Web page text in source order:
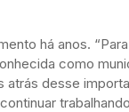
há anos.
como
atrás desse